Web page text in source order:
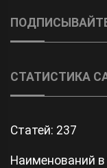
СТАТИСТИКА
Статей: 237
Наименований в